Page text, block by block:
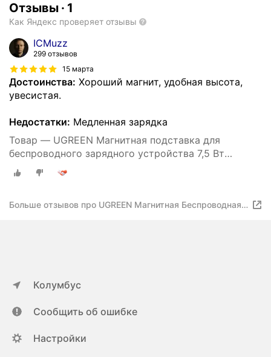
Отзывы · 1
Как Яндекс проверяет отзывы
ICMuzz
299 отзывов
15 марта
Достоинства: Хороший магнит, удобная высота,
увесистая.
Недостатки: Медленная зарядка
Товар — UGREEN Магнитная подставка для
беспроводного зарядного устройства 7,5 Вт
Подставка Wireless Charger
Больше отзывов про UGREEN Магнитная Беспроводная
Колумбус
Сообщить об ошибке
Настройки